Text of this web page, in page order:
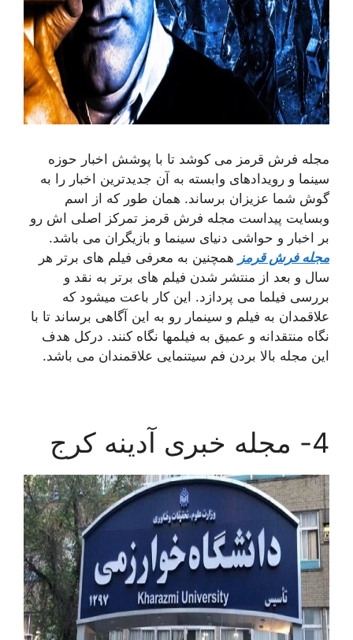
مجله فرش قرمز می کوشد تا با پوشش اخبار حوزه
سینما و رویدادهای وابسته به آن جدیدترین اخبار را به
گوش شما عزیزان برساند. همان طور که از اسم
وبسایت پیداست مجله فرش قرمز تمرکز اصلی اش رو
بر اخبار و حواشی دنیای سینما و بازیگران می باشد.
مجله فرش قرمز همچنین به معرفی فیلم های برتر هر
سال و بعد از منتشر شدن فیلم های برتر به نقد و
بررسی فیلما می پردازد. این کار باعت میشود که
علاقمدان به فیلم و سینمار رو به این آگاهی برساند تا با
نگاه منتقدانه و عمیق به فیلمها نگاه کنند. درکل هدف
این مجله بالا بردن فم سیتنمایی علاقمندان می باشد.
4- مجله خبری آدینه کرج